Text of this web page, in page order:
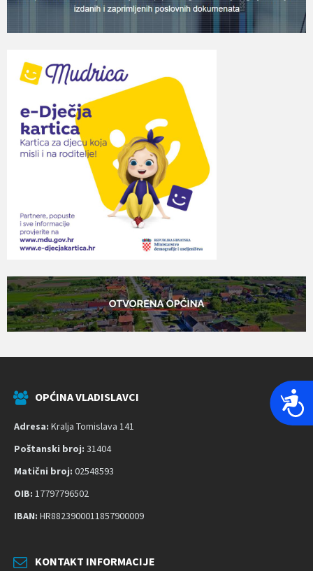
P
r
OPĆINA VLADISLAVCI
Adresa: Kralja Tomislava 141
Poštanski broj: 31404
Matični broj: 02548593
OIB: 17797796502
IBAN: HR8823900011857900009
KONTAKT INFORMACIJE